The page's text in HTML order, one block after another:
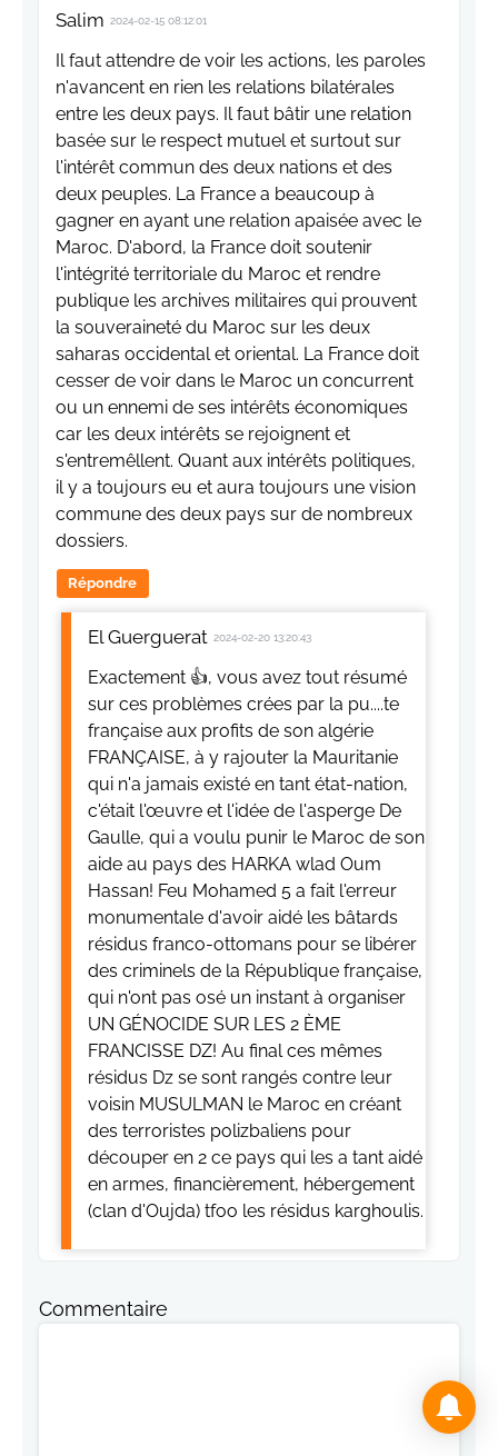
Salim 2024-02-15 08:12:01
Il faut attendre de voir les actions, les paroles
n'avancent en rien les relations bilatérales
entre les deux pays. Il faut bâtir une relation
basée sur le respect mutuel et surtout sur
l'intérêt commun des deux nations et des
deux peuples. La France a beaucoup à
gagner en ayant une relation apaisée avec le
Maroc. D'abord, la France doit soutenir
l'intégrité territoriale du Maroc et rendre
publique les archives militaires qui prouvent
la souveraineté du Maroc sur les deux
saharas occidental et oriental. La France doit
cesser de voir dans le Maroc un concurrent
ou un ennemi de ses intérêts économiques
car les deux intérêts se rejoignent et
s'entremêllent. Quant aux intérêts politiques,
il y a toujours eu et aura toujours une vision
commune des deux pays sur de nombreux
dossiers.
Répondre
El Guerguerat 2024-02-20 13:20:43
Exactement 👍, vous avez tout résumé
sur ces problèmes crées par la pu....te
française aux profits de son algérie
FRANÇAISE, à y rajouter la Mauritanie
qui n'a jamais existé en tant état-nation,
c'était l'œuvre et l'idée de l'asperge De
Gaulle, qui a voulu punir le Maroc de son
aide au pays des HARKA wlad Oum
Hassan! Feu Mohamed 5 a fait l'erreur
monumentale d'avoir aidé les bâtards
résidus franco-ottomans pour se libérer
des criminels de la République française,
qui n'ont pas osé un instant à organiser
UN GÉNOCIDE SUR LES 2 ÈME
FRANCISSE DZ! Au final ces mêmes
résidus Dz se sont rangés contre leur
voisin MUSULMAN le Maroc en créant
des terroristes polizbaliens pour
découper en 2 ce pays qui les a tant aidé
en armes, financièrement, hébergement
(clan d'Oujda) tfoo les résidus karghoulis.
Commentaire